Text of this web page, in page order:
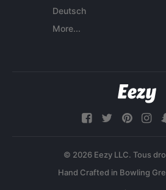
Deutsch
More...
© 2026 Eezy LLC. Tous